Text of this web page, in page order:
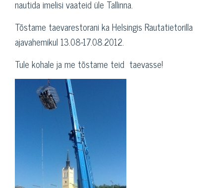
nautida imelisi vaateid üle Tallinna.
Tõstame taevarestorani ka Helsingis Rautatietorilla
ajavahemikul 13.08-17.08.2012.
Tule kohale ja me tõstame teid taevasse!